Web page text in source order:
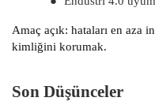
Amaç açık: hataları en aza
kimliğini korumak.
Son Düşünceler